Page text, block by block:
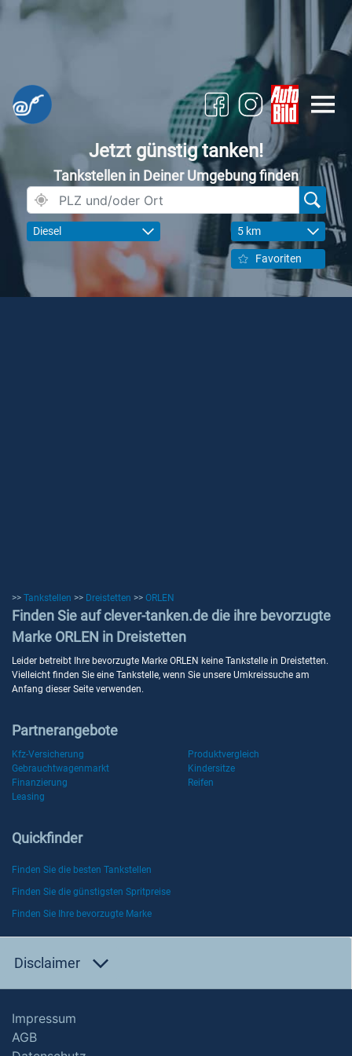
Jetzt günstig tanken!
Tankstellen in Deiner Umgebung finden
Diesel 5 km
Favoriten
>> Tankstellen >> Dreistetten >> ORLEN
Finden Sie auf clever-tanken.de die ihre bevorzugte
Marke ORLEN in Dreistetten
Leider betreibt Ihre bevorzugte Marke ORLEN keine Tankstelle in Dreistetten.
Vielleicht finden Sie eine Tankstelle, wenn Sie unsere Umkreissuche am
Anfang dieser Seite verwenden.
Partnerangebote
Kfz-Versicherung
Produktvergleich
Gebrauchtwagenmarkt
Kindersitze
Finanzierung
Reifen
Leasing
Quickfinder
Finden Sie die besten Tankstellen
Finden Sie die günstigsten Spritpreise
Finden Sie Ihre bevorzugte Marke
Disclaimer
Impressum
AGB